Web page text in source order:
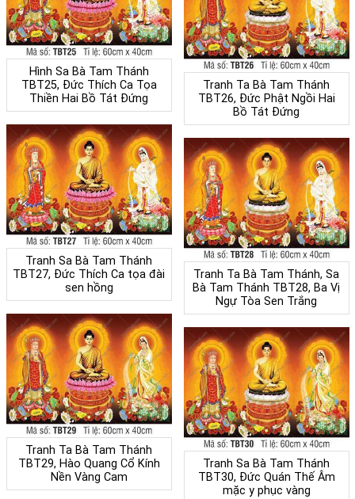
Hình Sa Bà Tam Thánh
TBT25, Đức Thích Ca Tọa
Thiền Hai Bồ Tát Đứng
Tranh Ta Bà Tam Thánh
TBT26, Đức Phật Ngồi Hai
Bồ Tát Đứng
Tranh Sa Bà Tam Thánh
TBT27, Đức Thích Ca tọa đài
sen hồng
Tranh Ta Bà Tam Thánh, Sa
Bà Tam Thánh TBT28, Ba Vị
Ngự Tòa Sen Trắng
Tranh Ta Bà Tam Thánh
TBT29, Hào Quang Cổ Kính
Nền Vàng Cam
Tranh Sa Bà Tam Thánh
TBT30, Đức Quán Thế Âm
mặc y phục vàng